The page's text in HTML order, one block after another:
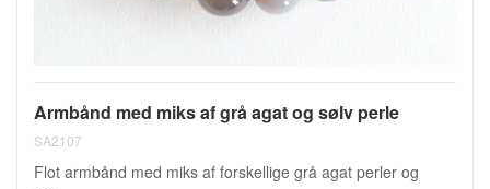
Armbånd med miks af grå agat og sølv perle
SA2107
Flot armbånd med miks af forskellige grå agat perler og